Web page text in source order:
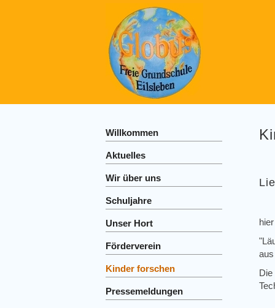
Die
Willkommen
Aktuelles
Wir über uns
Schuljahre
Unser Hort
Förderverein
Kinder forschen
Pressemeldungen